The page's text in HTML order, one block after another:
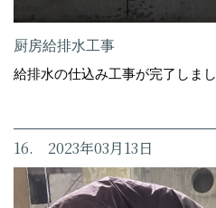
厨房給排水工事
給排水の仕込み工事が完了しまし
16. 2023年03月13日